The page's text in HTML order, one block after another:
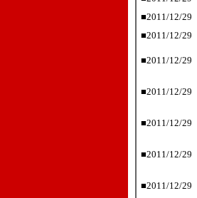
■2011/12/29
■2011/12/29
■2011/12/29
■2011/12/29
■2011/12/29
■2011/12/29
■2011/12/29